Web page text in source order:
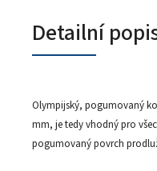
Detailní
Olympijský, pogumovaný
mm, je tedy vhodný pro
pogumovaný povrch